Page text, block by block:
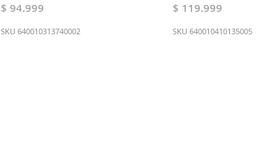
$ 94.999
SKU 640010313740002
$ 119.999
SKU 640010410135005